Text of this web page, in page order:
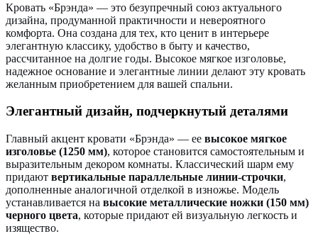
Кровать «Брэнда» — это безупречный союз актуального
дизайна, продуманной практичности и невероятного
комфорта. Она создана для тех, кто ценит в интерьере
элегантную классику, удобство в быту и качество,
рассчитанное на долгие годы. Высокое мягкое изголовье,
надежное основание и элегантные линии делают эту кровать
желанным приобретением для вашей спальни.
Элегантный дизайн, подчеркнутый деталями
Главный акцент кровати «Брэнда» — ее высокое мягкое
изголовье (1250 мм), которое становится самостоятельным и
выразительным декором комнаты. Классический шарм ему
придают вертикальные параллельные линии-строчки,
дополненные аналогичной отделкой в изножье. Модель
устанавливается на высокие металлические ножки (150 мм)
черного цвета, которые придают ей визуальную легкость и
изящество.